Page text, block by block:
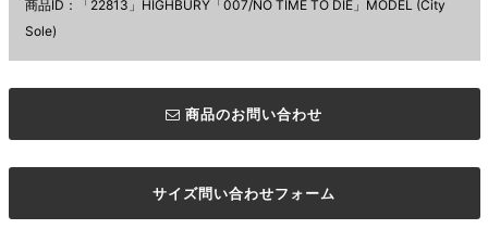
商品ID：「22813」HIGHBURY「007/NO TIME TO DIE」MODEL (City
Sole)
商品のお問い合わせ
サイズ問い合わせフォーム